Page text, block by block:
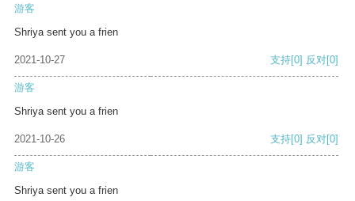
游客
Shriya sent you a frien
2021-10-27 支持[0] 反对[0]
游客
Shriya sent you a frien
2021-10-26 支持[0] 反对[0]
游客
Shriya sent you a frien